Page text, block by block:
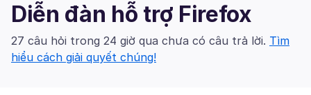
Diễn đàn hỗ trợ Firefox
27 câu hỏi trong 24 giờ qua chưa có câu trả lời. Tìm
hiểu cách giải quyết chúng!